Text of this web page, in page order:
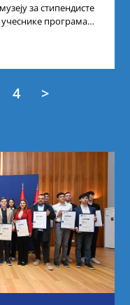
за стипендисте
учеснике програма
4 >